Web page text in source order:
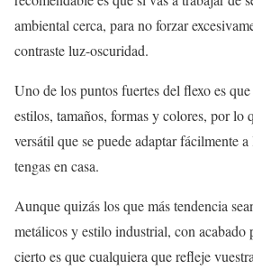
ambiental cerca, para no forzar
contraste luz-oscuridad.
Uno de los puntos fuertes del flexo es
estilos, tamaños, formas y colores, por lo
versátil que se puede adaptar fácilmente
tengas en casa.
Aunque quizás los que más tendencia
metálicos y estilo industrial, con acabado
cierto es que cualquiera que refleje